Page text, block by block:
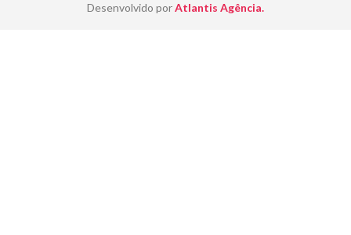
Desenvolvido porAtlantis Agência.